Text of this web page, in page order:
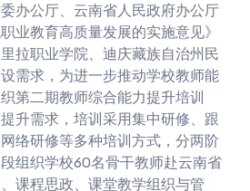
办公厅、云南省人民政府办公厅
业教育高质量发展的实施意见》
拉职业学院、迪庆藏族自治州民
需求，为进一步推动学校教师能
第二期教师综合能力提升培训
升需求，培训采用集中研修、跟
络研修等多种培训方式，分两阶
组织学校60名骨干教师赴云南省
课程思政、课堂教学组织与管